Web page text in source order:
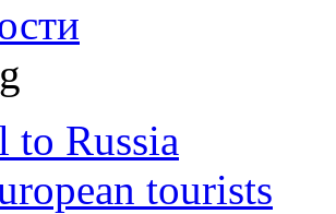
to Russia
tourists